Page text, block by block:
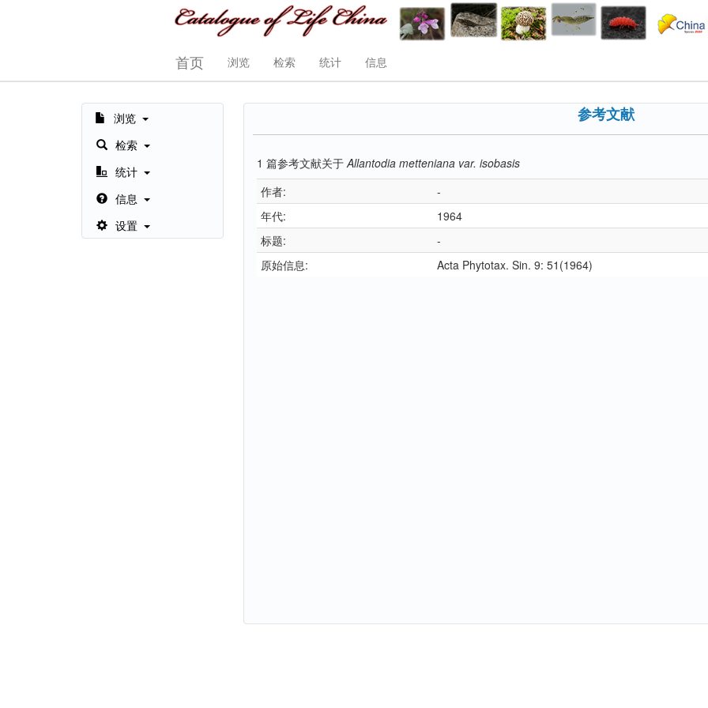
首页 浏览 检索 统计 信息
浏览
检索
统计
信息
设置
参考文献
1 篇参考文献关于 Allantodia metteniana var. isobasis
作者:
-
年代:
1964
标题:
-
原始信息:
Acta Phytotax. Sin. 9: 51(1964)